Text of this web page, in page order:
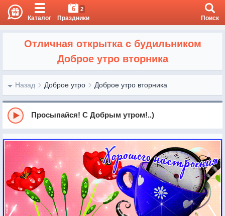
Каталог
6 2
Праздники Поиск
Отличная открытка с будильником
Доброе утро вторника
Назад Доброе утро Доброе утро вторника
Просыпайся! С Добрым утром!..)